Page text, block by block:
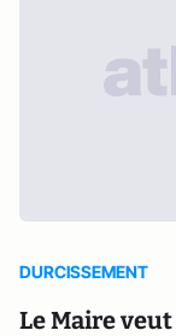
DURCISSEMENT
Le Maire